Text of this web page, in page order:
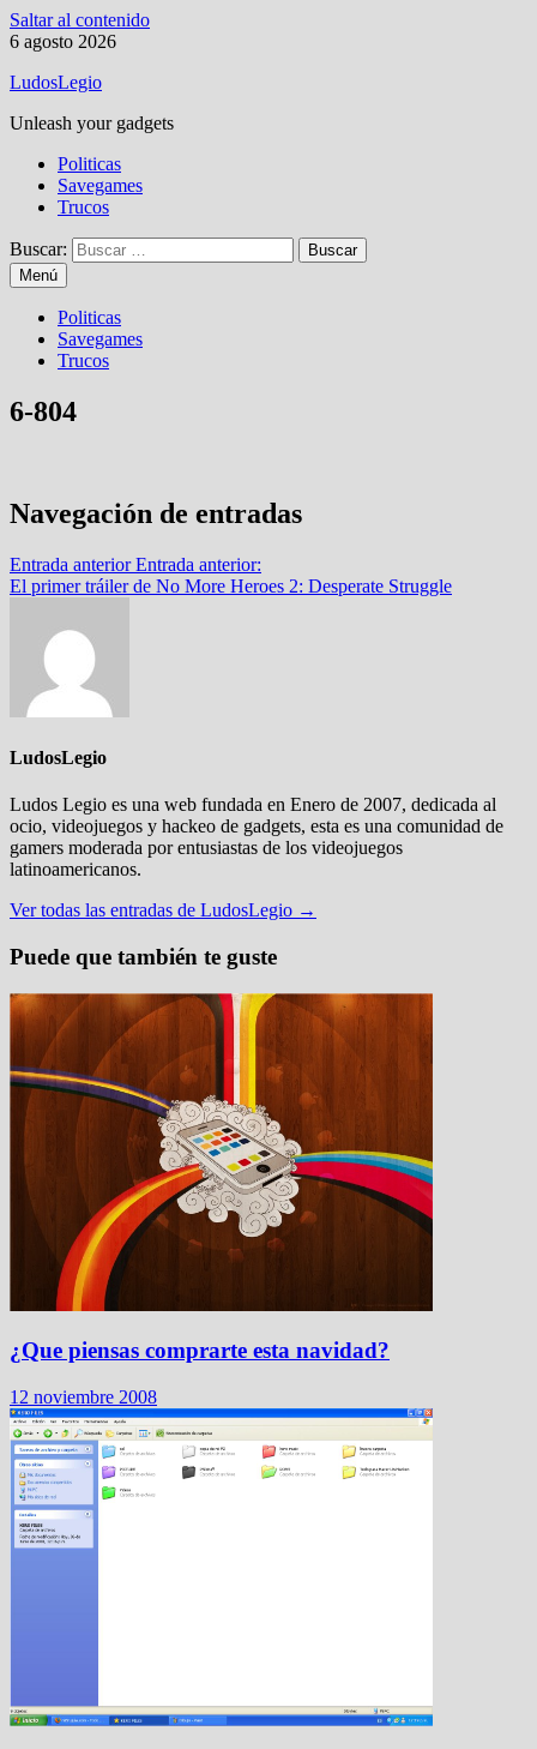
Saltar al contenido
6 agosto 2026
LudosLegio
Unleash your gadgets
Politicas
Savegames
Trucos
Buscar:
Menú
Politicas
Savegames
Trucos
6-804
Navegación de entradas
Entrada anterior Entrada anterior:
El primer tráiler de No More Heroes 2: Desperate Struggle
LudosLegio
Ludos Legio es una web fundada en Enero de 2007, dedicada al
ocio, videojuegos y hackeo de gadgets, esta es una comunidad de
gamers moderada por entusiastas de los videojuegos
latinoamericanos.
Ver todas las entradas de LudosLegio →
Puede que también te guste
¿Que piensas comprarte esta navidad?
12 noviembre 2008